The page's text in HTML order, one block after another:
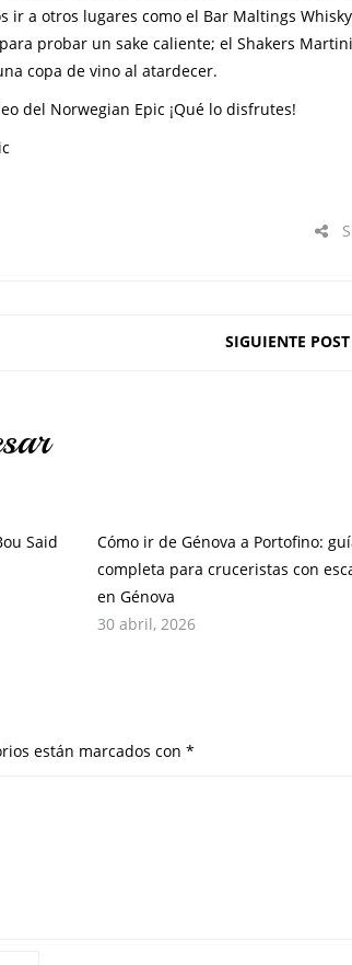
ir a otros lugares como el Bar Maltings
probar un sake caliente; el Shakers
copa de vino al atardecer.
del Norwegian Epic ¡Qué lo disfrutes!
SIGUIENTE POST
Said
Cómo ir de Génova a Portofino:
completa para cruceristas con
en Génova
30 abril, 2026
están marcados con *